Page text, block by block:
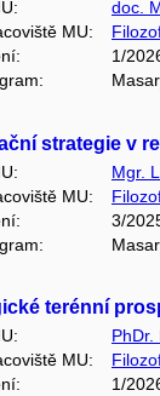
doc.
MU:
1/
strategie v
Mgr.
MU:
3/
terénní
PhDr.
MU:
1/